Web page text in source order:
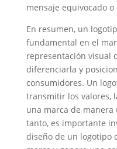
mensaje equivocado
En resumen, un
fundamental en el
representación visual
diferenciarla y
consumidores. Un
transmitir los valores,
una marca de manera
tanto, es importante
diseño de un logotipo